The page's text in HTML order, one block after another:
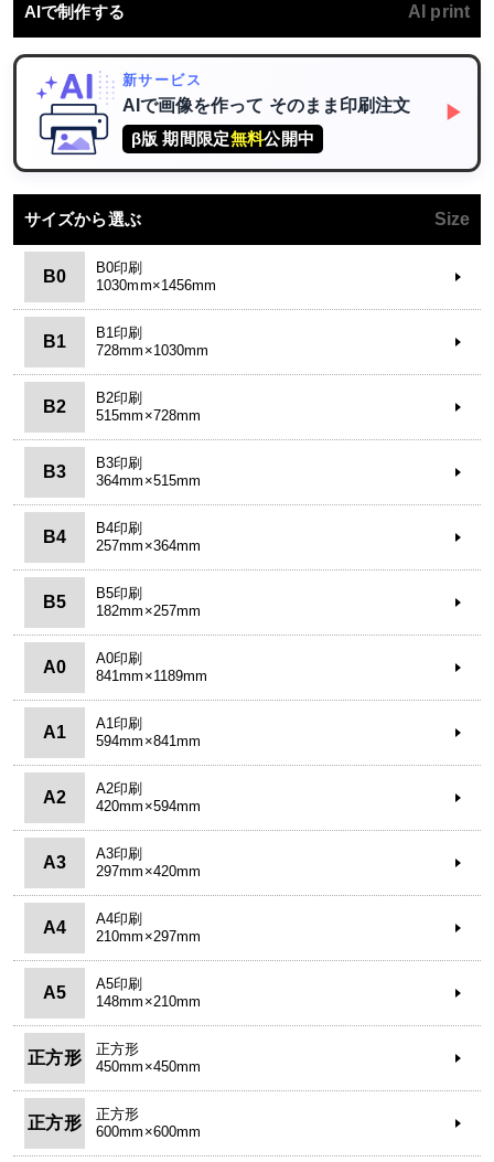
AIで制作する AI print
新サービス
AIで画像を作って そのまま印刷注文
β版 期間限定無料公開中
▶
サイズから選ぶ Size
B0
B0印刷
1030mm×1456mm
B1
B1印刷
728mm×1030mm
B2
B2印刷
515mm×728mm
B3
B3印刷
364mm×515mm
B4
B4印刷
257mm×364mm
B5
B5印刷
182mm×257mm
A0
A0印刷
841mm×1189mm
A1
A1印刷
594mm×841mm
A2
A2印刷
420mm×594mm
A3
A3印刷
297mm×420mm
A4
A4印刷
210mm×297mm
A5
A5印刷
148mm×210mm
正方形
正方形
450mm×450mm
正方形
正方形
600mm×600mm